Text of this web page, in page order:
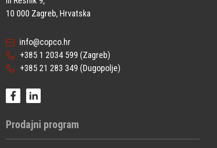
10 000 Zagreb, Hrvatska
info@copco.hr
+385 1 2034 599 (Zagreb)
+385 21 283 349 (Dugopolje)
Prodajni program